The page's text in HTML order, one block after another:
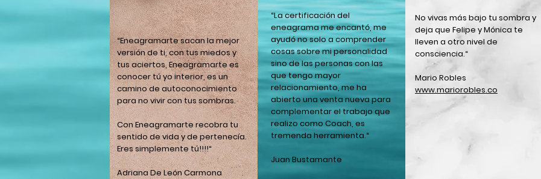
“Eneagramarte sacan la mejor
versión de ti, con tus miedos y
tus aciertos, Eneagramarte es
conocer tú yo interior, es un
camino de autoconocimiento
para no vivir con tus sombras.
Con Eneagramarte recobra tu
sentido de vida y de pertenecía.
Eres simplemente tú!!!!“
Adriana De León Carmona
“La certificación del
eneagrama me encantó, me
ayudó no solo a comprender
cosas sobre mi personalidad
sino de las personas con las
que tengo mayor
relacionamiento, me ha
abierto una venta nueva para
complementar el trabajo que
realizo como Coach, es
tremenda herramienta.“
Juan Bustamante
No vivas más bajo tu sombra y
deja que Felipe y Mónica te
lleven a otro nivel de
consciencia.“
Mario Robles
www.mariorobles.co